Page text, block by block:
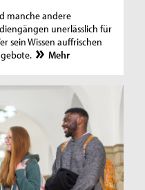
manche andere
unerlässlich für
sein Wissen auffrischen
Mehr